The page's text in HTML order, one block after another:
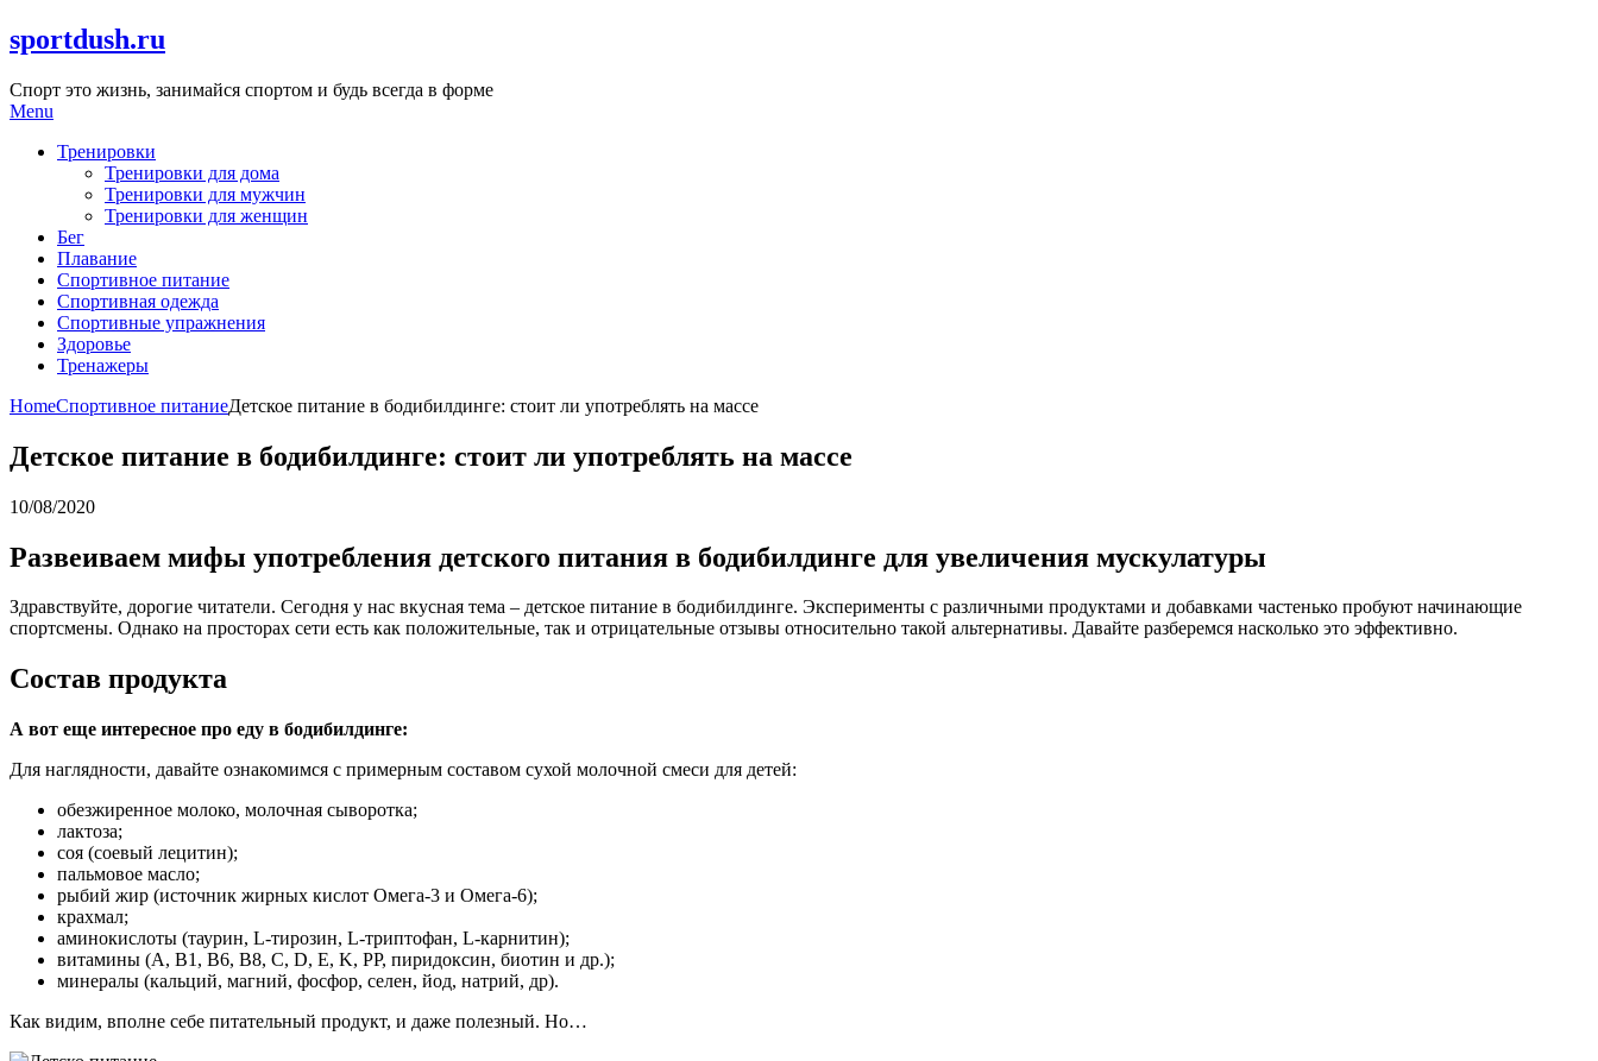
Skip
to
sportdush.ru
Спорт это жизнь, занимайся спортом и будь всегда в форме
Menu
Тренировки
Тренировки для дома
Тренировки для мужчин
Тренировки для женщин
Бег
Плавание
Спортивное питание
Спортивная одежда
Спортивные упражнения
Здоровье
Тренажеры
HomeСпортивное питаниеДетское питание в бодибилдинге: стоит ли употреблять на массе
Детское питание в бодибилдинге: стоит ли употреблять на массе
10/08/2020
Развеиваем мифы употребления детского питания в бодибилдинге для увеличения мускулатуры
Здравствуйте, дорогие читатели. Сегодня у нас вкусная тема – детское питание в бодибилдинге. Эксперименты с различными продуктами и добавками частенько пробуют начинающие
спортсмены. Однако на просторах сети есть как положительные, так и отрицательные отзывы относительно такой альтернативы. Давайте разберемся насколько это эффективно.
Состав продукта
А вот еще интересное про еду в бодибилдинге:
Для наглядности, давайте ознакомимся с примерным составом сухой молочной смеси для детей:
обезжиренное молоко, молочная сыворотка;
лактоза;
соя (соевый лецитин);
пальмовое масло;
рыбий жир (источник жирных кислот Омега-3 и Омега-6);
крахмал;
аминокислоты (таурин, L-тирозин, L-триптофан, L-карнитин);
витамины (А, В1, В6, В8, С, D, E, K, РР, пиридоксин, биотин и др.);
минералы (кальций, магний, фосфор, селен, йод, натрий, др).
Как видим, вполне себе питательный продукт, и даже полезный. Но…